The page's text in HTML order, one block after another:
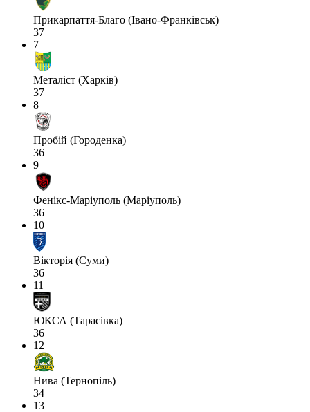
Прикарпаття-Благо (Івано-Франківськ)
37
7
Металіст (Харків)
37
8
Пробій (Городенка)
36
9
Фенікс-Маріуполь (Маріуполь)
36
10
Вікторія (Суми)
36
11
ЮКСА (Тарасівка)
36
12
Нива (Тернопіль)
34
13